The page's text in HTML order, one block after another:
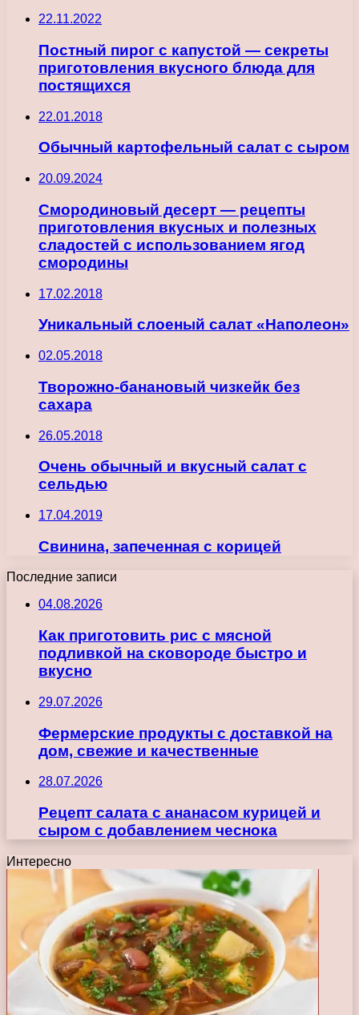
22.11.2022
Постный пирог с капустой — секреты
приготовления вкусного блюда для
постящихся
22.01.2018
Обычный картофельный салат с сыром
20.09.2024
Смородиновый десерт — рецепты
приготовления вкусных и полезных
сладостей с использованием ягод
смородины
17.02.2018
Уникальный слоеный салат «Наполеон»
02.05.2018
Творожно-банановый чизкейк без
сахара
26.05.2018
Очень обычный и вкусный салат с
сельдью
17.04.2019
Свинина, запеченная с корицей
Последние записи
04.08.2026
Как приготовить рис с мясной
подливкой на сковороде быстро и
вкусно
29.07.2026
Фермерские продукты с доставкой на
дом, свежие и качественные
28.07.2026
Рецепт салата с ананасом курицей и
сыром с добавлением чеснока
Интересно